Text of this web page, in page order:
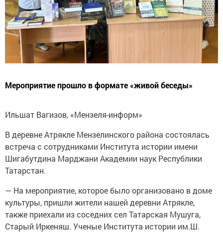
Мероприятие прошло в формате «живой беседы»
Ильшат Вагизов, «Мензеля-информ»
В деревне Атрякле Мензелинского района состоялась
встреча с сотрудниками Института истории имени
Шигабутдина Марджани Академии наук Республики
Татарстан.
— На мероприятие, которое было организовано в доме
культуры, пришли жители нашей деревни Атрякле,
также приехали из соседних сел Татарская Мушуга,
Старый Иркеняш. Ученые Института истории им.Ш.